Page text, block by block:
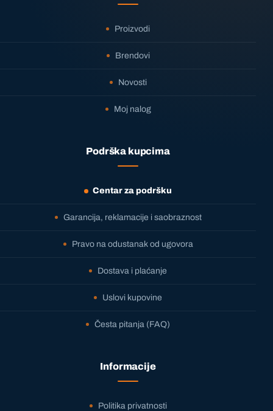
Proizvodi
Brendovi
Novosti
Moj nalog
Podrška kupcima
Centar za podršku
Garancija, reklamacije i saobraznost
Pravo na odustanak od ugovora
Dostava i plaćanje
Uslovi kupovine
Česta pitanja (FAQ)
Informacije
Politika privatnosti